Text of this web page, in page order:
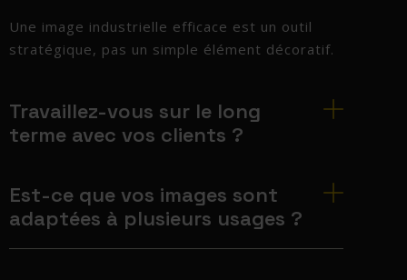
Une image industrielle efficace est un outil
stratégique, pas un simple élément décoratif.
Travaillez-vous sur le long
terme avec vos clients ?
Est-ce que vos images sont
adaptées à plusieurs usages ?